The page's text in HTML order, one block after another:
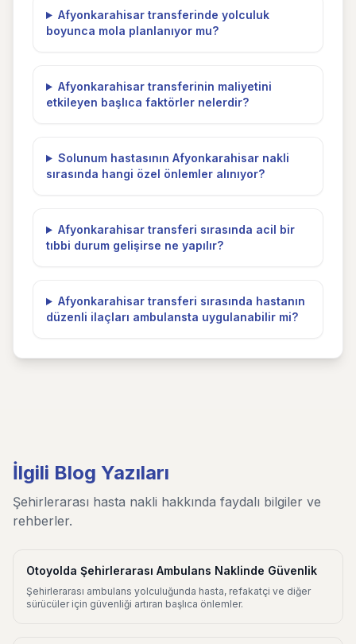
Afyonkarahisar transferinde yolculuk
boyunca mola planlanıyor mu?
Afyonkarahisar transferinin maliyetini
etkileyen başlıca faktörler nelerdir?
Solunum hastasının Afyonkarahisar nakli
sırasında hangi özel önlemler alınıyor?
Afyonkarahisar transferi sırasında acil bir
tıbbi durum gelişirse ne yapılır?
Afyonkarahisar transferi sırasında hastanın
düzenli ilaçları ambulansta uygulanabilir mi?
İlgili Blog Yazıları
Şehirlerarası hasta nakli hakkında faydalı bilgiler ve
rehberler.
Otoyolda Şehirlerarası Ambulans Naklinde Güvenlik
Şehirlerarası ambulans yolculuğunda hasta, refakatçi ve diğer
sürücüler için güvenliği artıran başlıca önlemler.